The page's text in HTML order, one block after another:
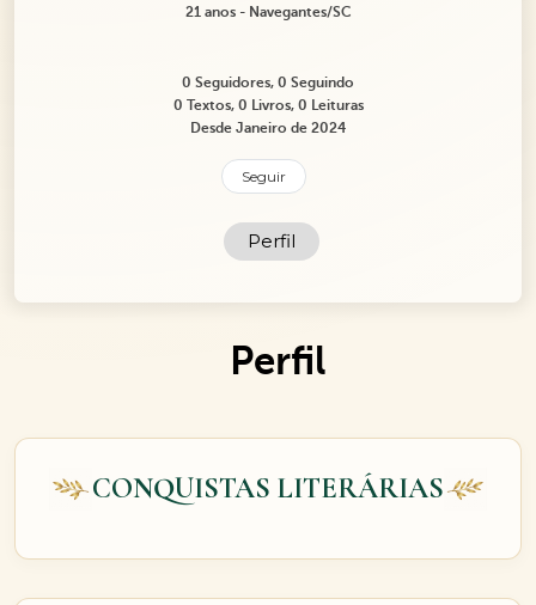
21 anos - Navegantes/SC
0 Seguidores, 0 Seguindo
0 Textos, 0 Livros, 0 Leituras
Desde Janeiro de 2024
Seguir
Perfil
Perfil
CONQUISTAS LITERÁRIAS